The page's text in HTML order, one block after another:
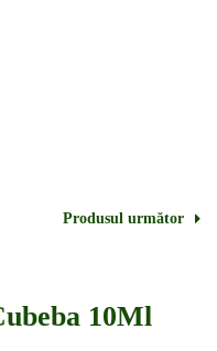
Produsul următor
10Ml